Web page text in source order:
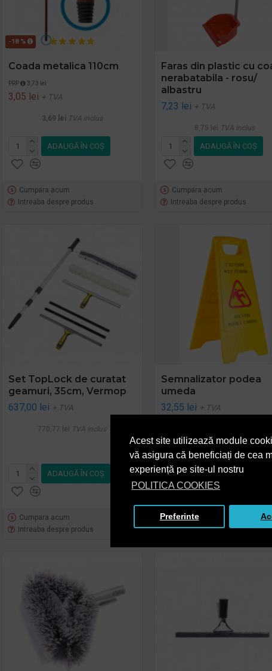
Acest site utilizează module
vă asigura că beneficiați de cea
experiență pe site-ul nostru
POLITICA COOKIES
Preferinte
-18 %
Coada metalica 110cm
PRP 3,73 lei
3,05 lei + TVA
3,69 lei TVA inclus
ADAUGĂ ÎN COŞ
Cumpara acum
Intreaba despre produs
Faras din plastic cu
nerabatabila - rosu/
albastru
7,23 lei + TVA
8,75 lei TVA inclus
ADAUGĂ ÎN COŞ
Cumpara acum
Intreaba despre produs
Set TopLock de curatat
geamuri, 35cm, Vermop
637,00 lei + TVA
770,77 lei TVA inclus
ADAUGĂ ÎN COŞ
Cumpara acum
Intreaba despre produs
Semnalizator podea
umeda
32,55 lei + TVA
ADAUGĂ ÎN COŞ
Cumpara acum
Intreaba despre produs